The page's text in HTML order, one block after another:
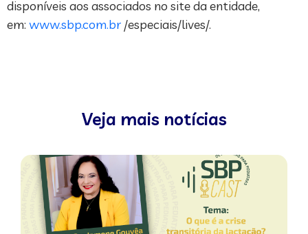
disponíveis aos associados no site da entidade,
em: www.sbp.com.br /especiais/lives/.
Veja mais notícias